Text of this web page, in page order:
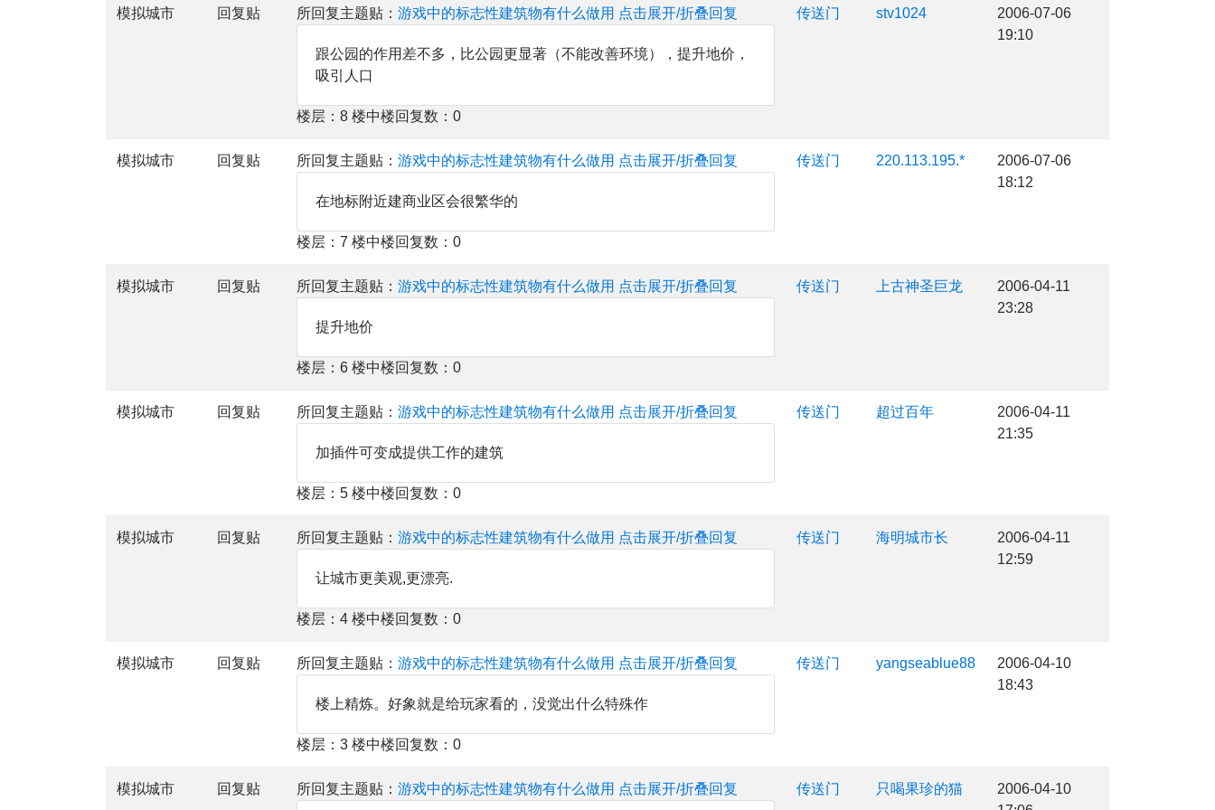
模拟城市 回复贴 所回复主题贴： 游戏中的标志性建筑物有什么做用 点击展开/折叠回复
跟公园的作用差不多，比公园更显著（不能改善环境），提升地价，
吸引人口
楼层：8 楼中楼回复数：0
传送门 stv1024
2006-07-06
19:10
模拟城市 回复贴 所回复主题贴： 游戏中的标志性建筑物有什么做用 点击展开/折叠回复
在地标附近建商业区会很繁华的
楼层：7 楼中楼回复数：0
传送门 220.113.195.*
2006-07-06
18:12
模拟城市 回复贴 所回复主题贴： 游戏中的标志性建筑物有什么做用 点击展开/折叠回复
提升地价
楼层：6 楼中楼回复数：0
传送门 上古神圣巨龙
2006-04-11
23:28
模拟城市 回复贴 所回复主题贴： 游戏中的标志性建筑物有什么做用 点击展开/折叠回复
加插件可变成提供工作的建筑
楼层：5 楼中楼回复数：0
传送门 超过百年
2006-04-11
21:35
模拟城市 回复贴 所回复主题贴： 游戏中的标志性建筑物有什么做用 点击展开/折叠回复
让城市更美观,更漂亮.
楼层：4 楼中楼回复数：0
传送门 海明城市长
2006-04-11
12:59
模拟城市 回复贴 所回复主题贴： 游戏中的标志性建筑物有什么做用 点击展开/折叠回复
楼上精炼。好象就是给玩家看的，没觉出什么特殊作
楼层：3 楼中楼回复数：0
传送门 yangseablue88
2006-04-10
18:43
模拟城市 回复贴 所回复主题贴： 游戏中的标志性建筑物有什么做用 点击展开/折叠回复 传送门 只喝果珍的猫
2006-04-10